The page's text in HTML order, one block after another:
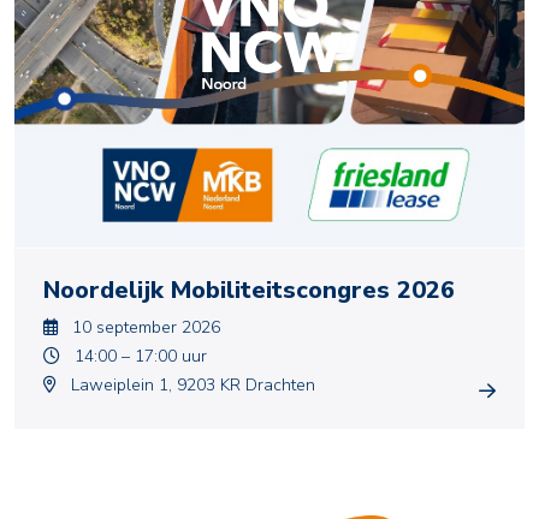
Noordelijk Mobiliteitscongres 2026
10 september 2026
14:00 – 17:00 uur
Laweiplein 1, 9203 KR Drachten